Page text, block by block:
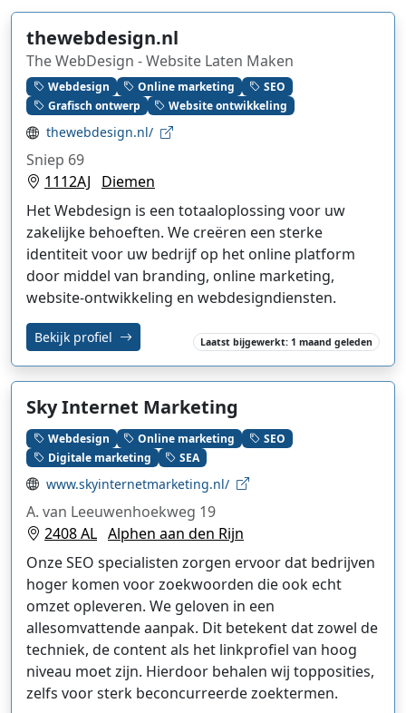
thewebdesign.nl
The WebDesign - Website Laten Maken
Webdesign Online marketing
SEO
Grafisch ontwerp
Website ontwikkeling
thewebdesign.nl/
Sniep 69
1112AJ
Diemen
Het Webdesign is een totaaloplossing voor uw
zakelijke behoeften. We creëren een sterke
identiteit voor uw bedrijf op het online platform
door middel van branding, online marketing,
website-ontwikkeling en webdesigndiensten.
Bekijk profiel Laatst bijgewerkt: 1 maand geleden
Sky Internet Marketing
Webdesign Online marketing
SEO
Digitale marketing
SEA
www.skyinternetmarketing.nl/
A. van Leeuwenhoekweg 19
2408 AL Alphen aan den Rijn
Onze SEO specialisten zorgen ervoor dat bedrijven
hoger komen voor zoekwoorden die ook echt
omzet opleveren. We geloven in een
allesomvattende aanpak. Dit betekent dat zowel de
techniek, de content als het linkprofiel van hoog
niveau moet zijn. Hierdoor behalen wij topposities,
zelfs voor sterk beconcurreerde zoektermen.